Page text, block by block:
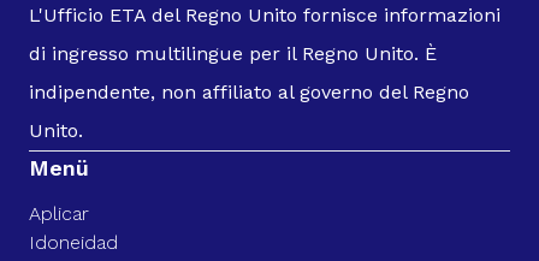
L'Ufficio ETA del Regno Unito fornisce informazioni
di ingresso multilingue per il Regno Unito. È
indipendente, non affiliato al governo del Regno
Unito.
Menü
Aplicar
Idoneidad